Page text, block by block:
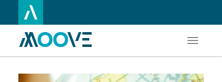
au
principal
Toggle